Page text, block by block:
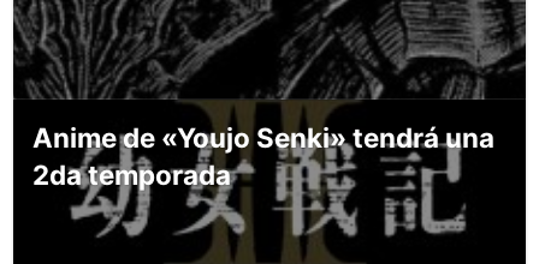
Anime de «Youjo Senki» tendrá una
2da temporada